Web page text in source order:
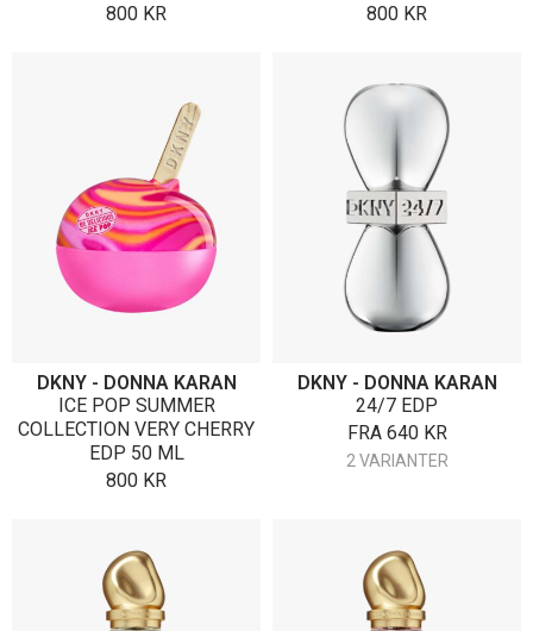
800 KR
800 KR
DKNY - DONNA KARAN
ICE POP SUMMER
COLLECTION VERY CHERRY
EDP 50 ML
800 KR
DKNY - DONNA KARAN
24/7 EDP
FRA 640 KR
2 VARIANTER